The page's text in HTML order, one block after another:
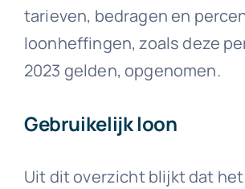
tarieven, bedragen en
loonheffingen, zoals deze
2023 gelden, opgenomen.
Gebruikelijk loon
Uit dit overzicht blijkt dat